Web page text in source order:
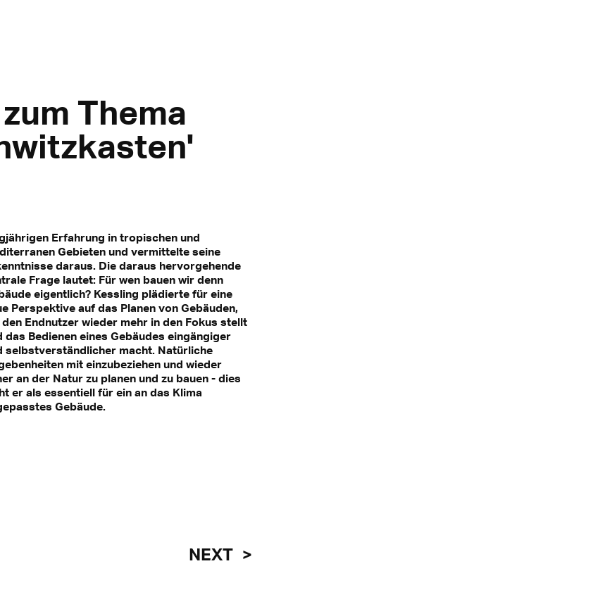
Thema
übermittelt werden.
Erfahrung in tropischen und
Gebieten und vermittelte seine
daraus. Die daraus hervorgehende
Frage lautet: Für wen bauen wir denn
eigentlich? Kessling plädierte für eine
Perspektive auf das Planen von Gebäuden,
Endnutzer wieder mehr in den Fokus stellt
das Bedienen eines Gebäudes eingängiger
selbstverständlicher macht. Natürliche
mit einzubeziehen und wieder
an der Natur zu planen und zu bauen - dies
er als essentiell für ein an das Klima
Gebäude.
NEXT